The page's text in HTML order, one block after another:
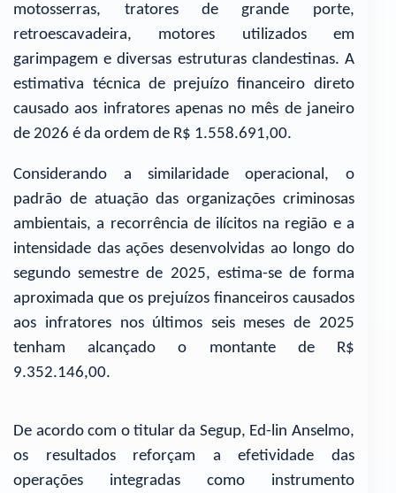
motosserras, tratores de grande porte,
retroescavadeira, motores utilizados em
garimpagem e diversas estruturas clandestinas. A
estimativa técnica de prejuízo financeiro direto
causado aos infratores apenas no mês de janeiro
de 2026 é da ordem de R$ 1.558.691,00.
Considerando a similaridade operacional, o
padrão de atuação das organizações criminosas
ambientais, a recorrência de ilícitos na região e a
intensidade das ações desenvolvidas ao longo do
segundo semestre de 2025, estima-se de forma
aproximada que os prejuízos financeiros causados
aos infratores nos últimos seis meses de 2025
tenham alcançado o montante de R$
9.352.146,00.
De acordo com o titular da Segup, Ed-lin Anselmo,
os resultados reforçam a efetividade das
operações integradas como instrumento